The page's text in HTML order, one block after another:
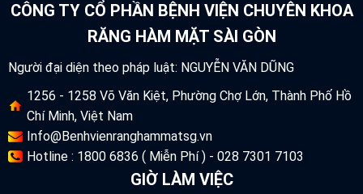
CÔNG TY CỔ PHẦN BỆNH VIỆN CHUYÊN KHOA
RĂNG HÀM MẶT SÀI GÒN
Người đại diện theo pháp luật: NGUYỄN VĂN DŨNG
1256 - 1258 Võ Văn Kiệt, Phường Chợ Lớn, Thành Phố Hồ
Chí Minh, Việt Nam
Info@Benhvienranghammatsg.vn
Hotline : 1800 6836 ( Miễn Phí ) - 028 7301 7103
GIỜ LÀM VIỆC